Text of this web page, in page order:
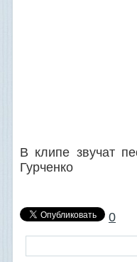
В клипе звучат
Гурченко
0